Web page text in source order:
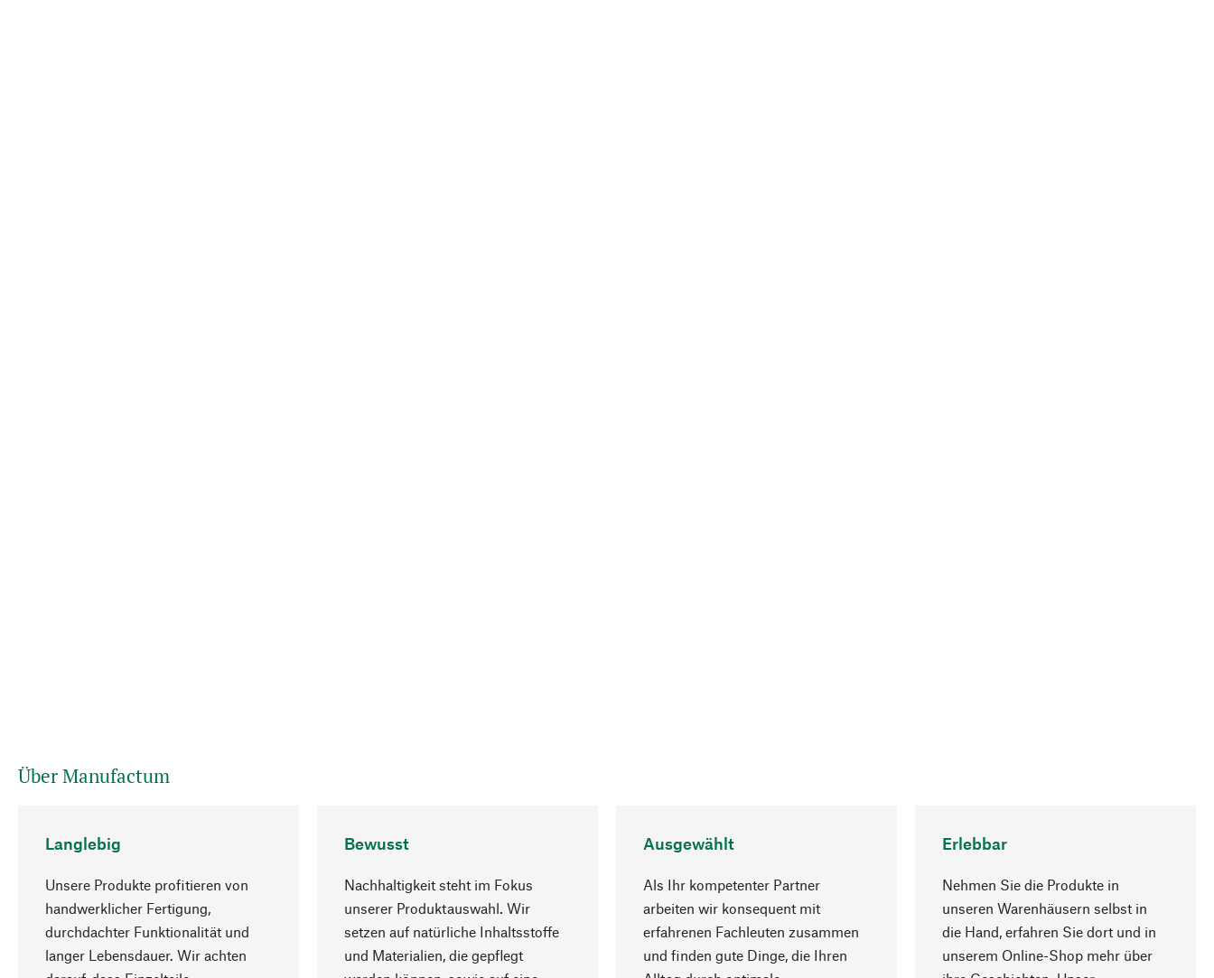
Über Manufactum
Langlebig
Unsere Produkte profitieren von
handwerklicher Fertigung,
durchdachter Funktionalität und
langer Lebensdauer. Wir achten
Bewusst
Nachhaltigkeit steht im Fokus
unserer Produktauswahl. Wir
setzen auf natürliche Inhaltsstoffe
und Materialien, die gepflegt
Ausgewählt
Als Ihr kompetenter Partner
arbeiten wir konsequent mit
erfahrenen Fachleuten zusammen
und finden gute Dinge, die Ihren
Erlebbar
Nehmen Sie die Produkte in
unseren Warenhäusern selbst in
die Hand, erfahren Sie dort und in
unserem Online-Shop mehr über